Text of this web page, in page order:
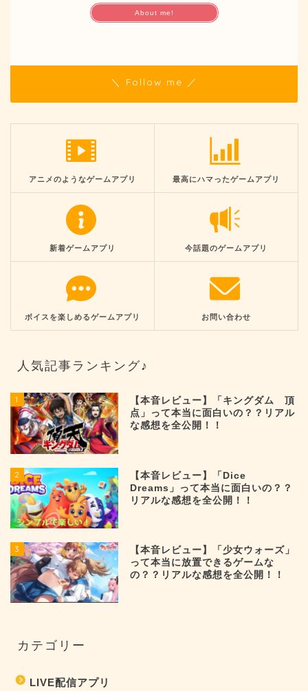
About me!
＼ Follow me ／
アニメのようなゲームアプリ 最高にハマったゲームアプリ
新着ゲームアプリ 今話題のゲームアプリ
ボイスを楽しめるゲームアプリ お問い合わせ
人気記事ランキング♪
1
【本音レビュー】「キングダム 頂
点」って本当に面白いの？？リアル
な感想を全公開！！
2
【本音レビュー】「Dice
Dreams」って本当に面白いの？？
リアルな感想を全公開！！
3
【本音レビュー】「少女ウォーズ」
って本当に放置できるゲームな
の？？リアルな感想を全公開！！
カテゴリー
LIVE配信アプリ